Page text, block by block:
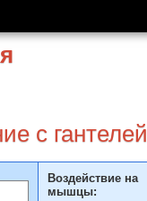
с гантелей
Воздействие на
мышцы: